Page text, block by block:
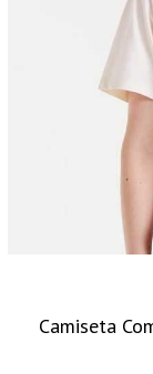
Camiseta